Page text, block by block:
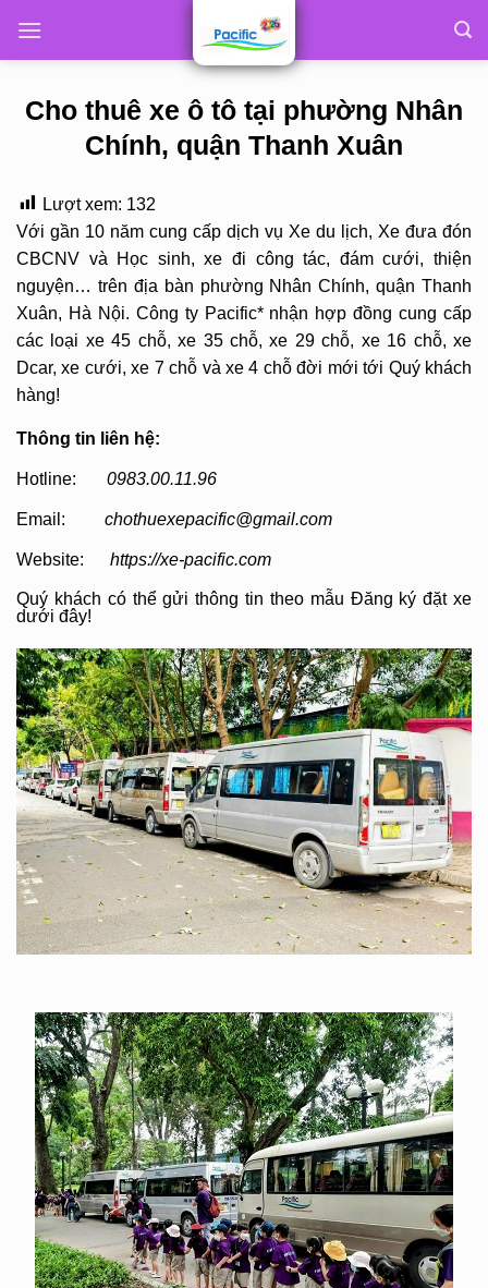
Cho thuê xe ô tô tại phường Nhân
Chính, quận Thanh Xuân
Lượt xem: 132
Với gần 10 năm cung cấp dịch vụ Xe du lịch, Xe đưa đón
CBCNV và Học sinh, xe đi công tác, đám cưới, thiện
nguyện… trên địa bàn phường Nhân Chính, quận Thanh
Xuân, Hà Nội. Công ty Pacific* nhận hợp đồng cung cấp
các loại xe 45 chỗ, xe 35 chỗ, xe 29 chỗ, xe 16 chỗ, xe
Dcar, xe cưới, xe 7 chỗ và xe 4 chỗ đời mới tới Quý khách
hàng!
Thông tin liên hệ:
Hotline: 0983.00.11.96
Email: chothuexepacific@gmail.com
Website: https://xe-pacific.com
Quý khách có thể gửi thông tin theo mẫu Đăng ký đặt xe
dưới đây!